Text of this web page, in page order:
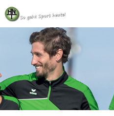
Skip
to
content